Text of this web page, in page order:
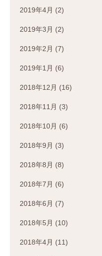
2019年4月 (2)
2019年3月 (2)
2019年2月 (7)
2019年1月 (6)
2018年12月 (16)
2018年11月 (3)
2018年10月 (6)
2018年9月 (3)
2018年8月 (8)
2018年7月 (6)
2018年6月 (7)
2018年5月 (10)
2018年4月 (11)